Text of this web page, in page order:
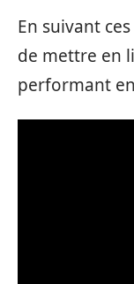
En suivant
de mettre en
performant